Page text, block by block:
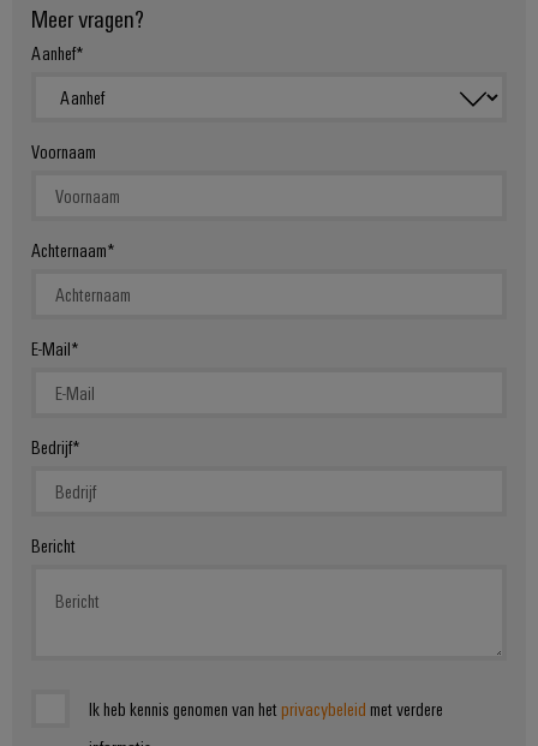
Meer vragen?
Aanhef
Voornaam
Achternaam
E-Mail
Bedrijf
Bericht
Ik heb kennis genomen van het privacybeleid met verdere